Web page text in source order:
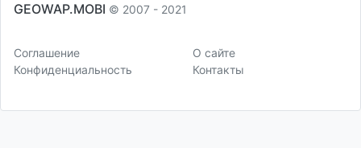
GEOWAP.MOBI © 2007 - 2021
Соглашение
Конфиденциальность
О сайте
Контакты